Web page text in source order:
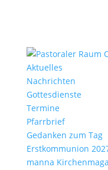
Aktu­elles
Nach­richten
Gottes­dienste
Termine
Pfarr­brief
Gedanken zum Tag
Erst­kom­mu­nion
manna